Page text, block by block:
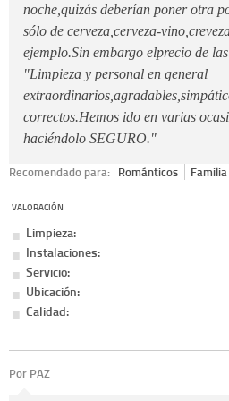
noche,quizás deberían poner otra
sólo de cerveza,cerveza-
ejemplo.Sin embargo elprecio de
"Limpieza y personal en general
correctos.Hemos ido en varias
haciéndolo SEGURO."
Recomendado para: Románticos Familia
VALORACIÓN
Limpieza:
Instalaciones:
Servicio:
Ubicación:
Calidad:
Por PAZ